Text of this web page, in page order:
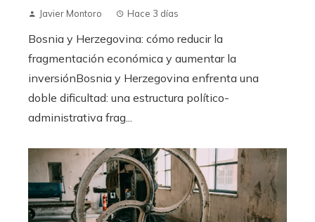
Javier Montoro Hace 3 días
Bosnia y Herzegovina: cómo reducir la
fragmentación económica y aumentar la
inversiónBosnia y Herzegovina enfrenta una
doble dificultad: una estructura político-
administrativa frag...